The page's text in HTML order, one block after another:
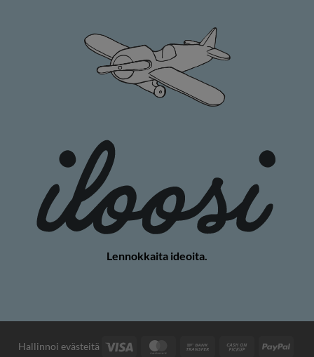
Lennokkaita ideoita.
Hallinnoi evästeitä Visa MasterCardPankkisiirtoKäteisellä